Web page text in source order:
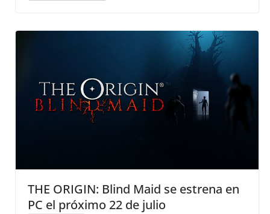
THE ORIGIN: Blind Maid se estrena en
PC el próximo 22 de julio